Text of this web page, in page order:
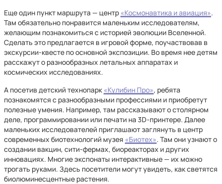
Еще один пункт маршрута — центр «Космонавтика и авиация».
Там обязательно понравится маленьким исследователям,
желающим познакомиться с историей эволюции Вселенной.
Сделать это предлагается в игровой форме, поучаствовав в
экскурсии-квесте по основной экспозиции. Во время нее детям
расскажут о разнообразных летальных аппаратах и
космических исследованиях.
А посетив детский технопарк «Кулибин Про», ребята
познакомятся с разнообразными профессиями и приобретут
полезные умения. Например, там рассказывают о столярном
деле, программировании или печати на 3D-принтере. Далее
маленьких исследователей приглашают заглянуть в центр
современных биотехнологий музея «Биотех». Там они узнают о
создании вакцин, сити-фермах, биореакторах и других
инновациях. Многие экспонаты интерактивные — их можно
трогать руками. Здесь посетители могут увидеть, как светятся
биолюминесцентные растения.